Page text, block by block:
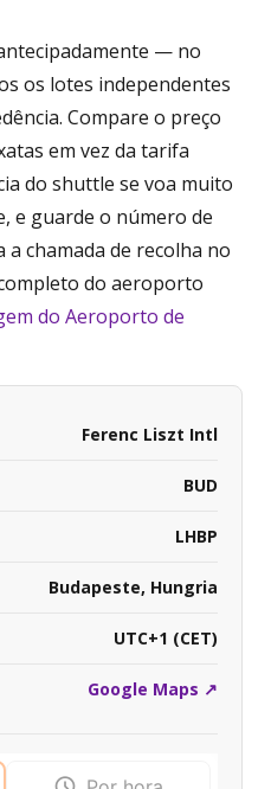
— no
os lotes independentes
Compare o preço
em vez da tarifa
do shuttle se voa muito
e guarde o número de
chamada de recolha no
do aeroporto
do Aeroporto de
Ferenc Liszt Intl
BUD
LHBP
Budapeste, Hungria
UTC+1 (CET)
Google Maps ↗